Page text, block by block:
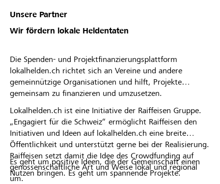
Unsere Partner
Wir fördern lokale Heldentaten
Die Spenden- und Projektfinanzierungsplattform
lokalhelden.ch richtet sich an Vereine und andere
gemeinnützige Organisationen und hilft, Projekte
gemeinsam zu finanzieren und umzusetzen.
Lokalhelden.ch ist eine Initiative der Raiffeisen Gruppe.
„Engagiert für die Schweiz“ ermöglicht Raiffeisen den
Initiativen und Ideen auf lokalhelden.ch eine breite
Öffentlichkeit und unterstützt gerne bei der Realisierung.
Raiffeisen setzt damit die Idee des Crowdfunding auf
genossenschaftliche Art und Weise lokal und regional
um.
Es geht um positive Ideen, die der Gemeinschaft einen
Nutzen bringen. Es geht um spannende Projekte.